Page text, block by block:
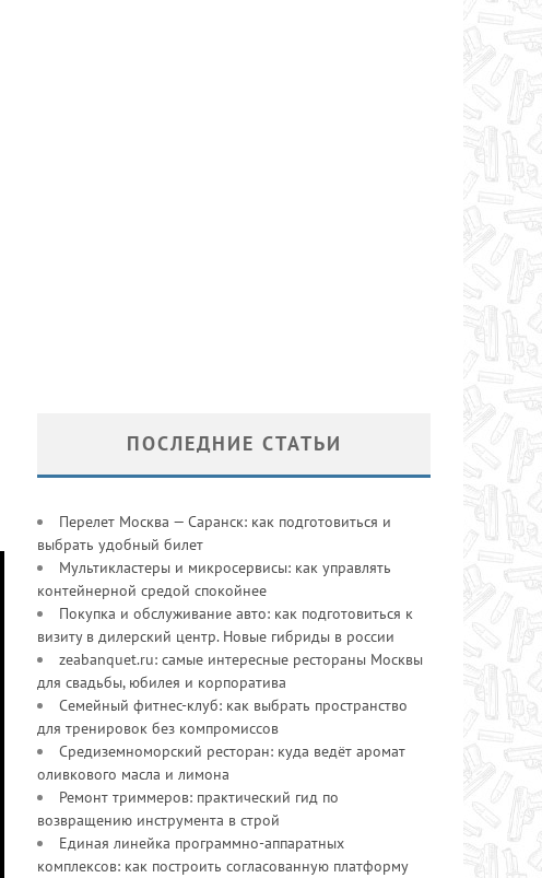
ПОСЛЕДНИЕ СТАТЬИ
Перелет Москва — Саранск: как подготовиться и
выбрать удобный билет
Мультикластеры и микросервисы: как управлять
контейнерной средой спокойнее
Покупка и обслуживание авто: как подготовиться к
визиту в дилерский центр. Новые гибриды в россии
zeabanquet.ru: самые интересные рестораны Москвы
для свадьбы, юбилея и корпоратива
Семейный фитнес-клуб: как выбрать пространство
для тренировок без компромиссов
Средиземноморский ресторан: куда ведёт аромат
оливкового масла и лимона
Ремонт триммеров: практический гид по
возвращению инструмента в строй
Единая линейка программно-аппаратных
комплексов: как построить согласованную платформу